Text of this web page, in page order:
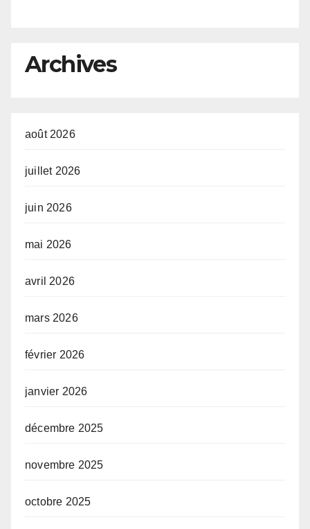
Archives
août 2026
juillet 2026
juin 2026
mai 2026
avril 2026
mars 2026
février 2026
janvier 2026
décembre 2025
novembre 2025
octobre 2025